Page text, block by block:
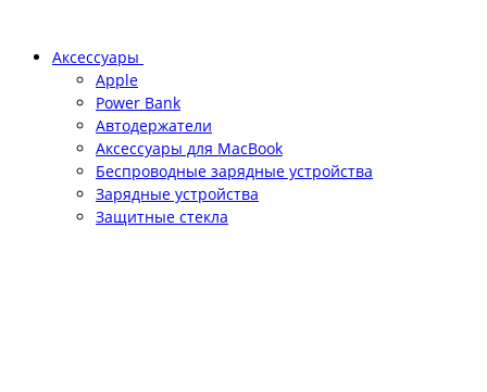
Аксессуары
Apple
Power Bank
Автодержатели
Аксессуары для MacBook
Беспроводные зарядные устройства
Зарядные устройства
Защитные стекла